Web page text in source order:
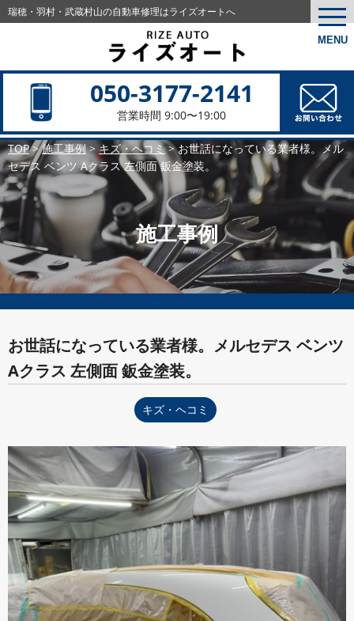
MENU
瑞穂・羽村・武蔵村山の自動車修理はライズオートへ
050-3177-2141
営業時間 9:00〜19:00
TOP>施工事例>キズ・ヘコミ>お世話になっている業者様。メル
セデス ベンツ Aクラス 左側面 鈑金塗装。
施工事例
お世話になっている業者様。メルセデス ベンツ
Aクラス 左側面 鈑金塗装。
キズ・ヘコミ